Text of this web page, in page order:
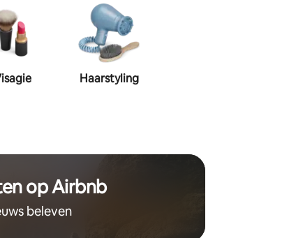
Haarstyling
op Airbnb
beleven